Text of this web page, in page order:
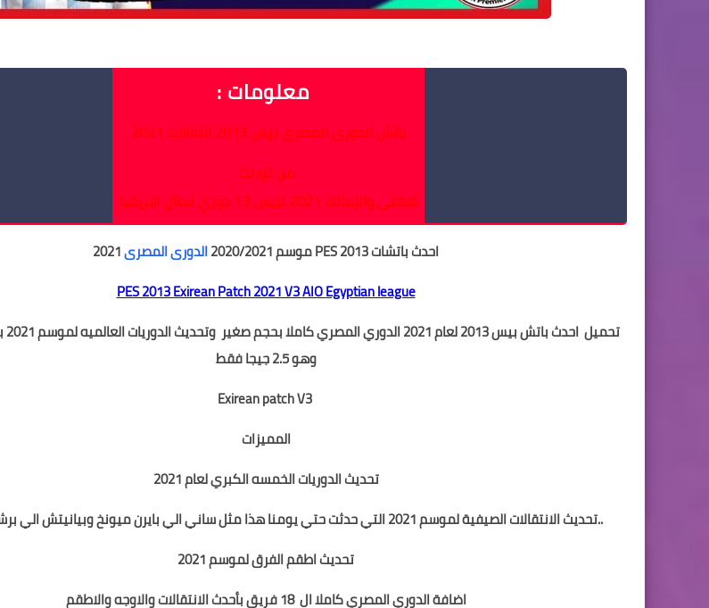
معلومات :
باتش الدورى المصرى بيس 2013 انتقالات 2021
من تورنت
الاهلى والزمالك 2021 لبيس 13 دوري ابطال افريقيا
احدث باتشات PES 2013 موسم 2020/2021 الدورى المصرى
PES 2013 Exirean Patch 2021 V3AIOEgyptian league
وهو 2.5 جيجا فقط
Exirean patch V3
المميزات
تحديث الدوريات الخمسه الكبري لعام 2021
..تحديث الانتقالات الصيفية لموسم 2021 التي حدثت حتي يومنا هذا مثل ساني الي بايرن ميونخ وبيانيتش الي برشلونه والمزيد
تحديث اطقم الفرق لموسم 2021
اضافة الدوري المصري كاملا ال 18 فريق بأحدث الانتقالات والاوجه والاطقم